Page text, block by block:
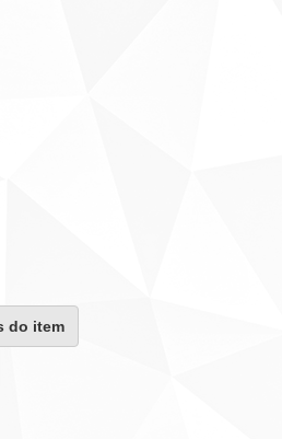
do item